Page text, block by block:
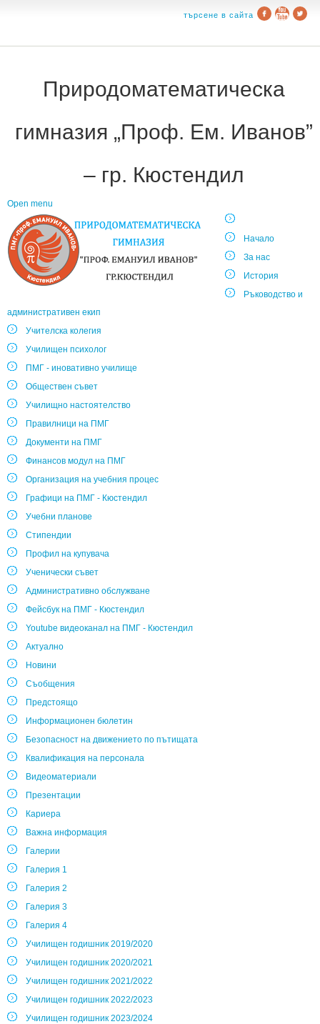
търсене в сайта
Природоматематическа
гимназия „Проф. Ем. Иванов”
– гр. Кюстендил
Open menu
Начало
За нас
История
Ръководство и
административен екип
Учителска колегия
Училищен психолог
ПМГ - иновативно училище
Обществен съвет
Училищно настоятелство
Правилници на ПМГ
Документи на ПМГ
Финансов модул на ПМГ
Организация на учебния процес
Графици на ПМГ - Кюстендил
Учебни планове
Стипендии
Профил на купувача
Ученически съвет
Административно обслужване
Фейсбук на ПМГ - Кюстендил
Youtube видеоканал на ПМГ - Кюстендил
Актуално
Новини
Съобщения
Предстоящо
Информационен бюлетин
Безопасност на движението по пътищата
Квалификация на персонала
Видеоматериали
Презентации
Кариера
Важна информация
Галерии
Галерия 1
Галерия 2
Галерия 3
Галерия 4
Училищен годишник 2019/2020
Училищен годишник 2020/2021
Училищен годишник 2021/2022
Училищен годишник 2022/2023
Училищен годишник 2023/2024